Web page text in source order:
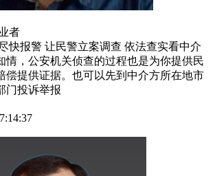
者
快报警 让民警立案调查 依法查实看中介
情，公安机关侦查的过程也是为你提供民
偿提供证据。也可以先到中介方所在地市
门投诉举报